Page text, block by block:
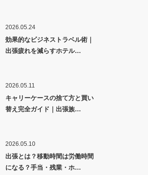
2026.05.24
効果的なビジネストラベル術｜
出張疲れを減らすホテル…
2026.05.11
キャリーケースの捨て方と買い
替え完全ガイド｜出張族…
2026.05.10
出張とは？移動時間は労働時間
になる？手当・残業・ホ…